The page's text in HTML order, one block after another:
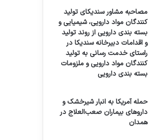
مصاحبه مشاور سندیکای تولید
کنندگان مواد دارویی، شیمیایی و
بسته بندی دارویی از روند تولید
و اقدامات دبیرخانه سندیکا در
راستای خدمت رسانی به تولید
کنندگان مواد دارویی و ملزومات
بسته بندی دارویی
حمله آمریکا به انبار شیرخشک و
داروهای بیماران صعب‌العلاج در
همدان